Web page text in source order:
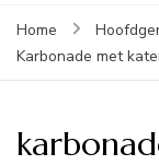
Home
Karbonade met